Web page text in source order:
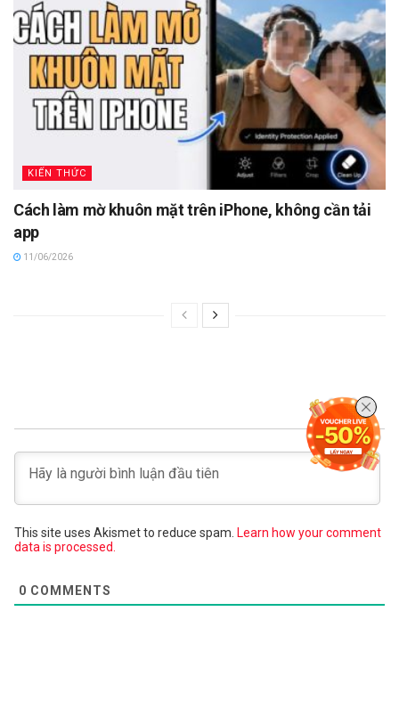
KIẾN THỨC
Cách làm mờ khuôn mặt trên iPhone, không cần tải
app
11/06/2026
This site uses Akismet to reduce spam. Learn how your comment
data is processed.
0 COMMENTS